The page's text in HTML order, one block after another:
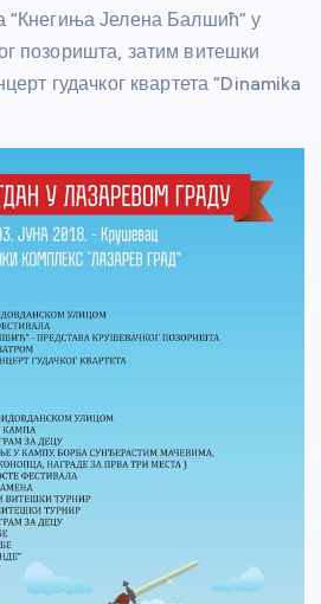
“Кнегиња Јелена Балшић” у
позоришта, затим витешки
гудачког квартета “Dinamika